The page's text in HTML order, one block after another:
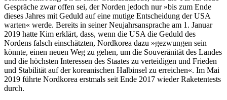
Gespräche zwar offen sei, der Norden jedoch nur »bis zum Ende
dieses Jahres mit Geduld auf eine mutige Entscheidung der USA
warten« werde. Be­reits in seiner Neujahrsansprache am 1. Januar
2019 hatte Kim erklärt, dass, wenn die USA die Geduld des
Nordens falsch einschätzten, Nordkorea dazu »ge­zwungen sein
könnte, einen neuen Weg zu gehen, um die Souveränität des Landes
und die höchsten Interessen des Staates zu ver­teidigen und Frieden
und Stabilität auf der koreanischen Halbinsel zu erreichen«. Im Mai
2019 führte Nordkorea erstmals seit Ende 2017 wieder Raketentests
durch.